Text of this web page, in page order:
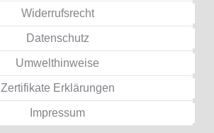
Widerrufsrecht
Datenschutz
Umwelthinweise
Zertifikate Erklärungen
Impressum